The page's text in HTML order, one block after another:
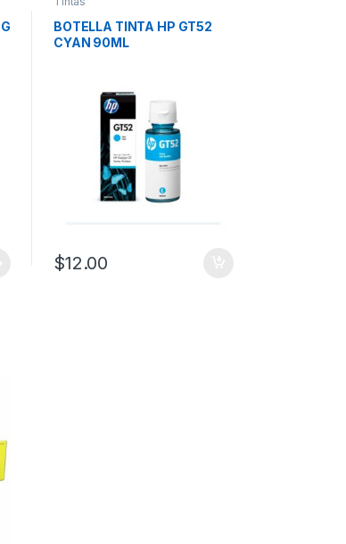
BOTELLA TINTA HP GT52
CYAN 90ML
$12.00